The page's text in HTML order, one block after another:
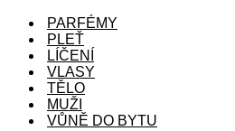
PARFÉMY
PLEŤ
LÍČENÍ
VLASY
TĚLO
MUŽI
VŮNĚ DO BYTU